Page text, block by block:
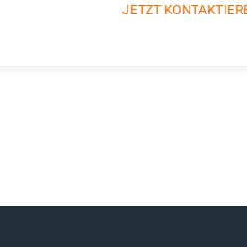
JETZT